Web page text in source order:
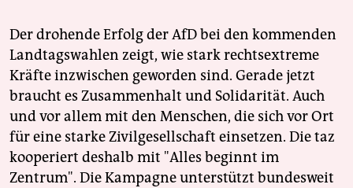
Der drohende Erfolg der AfD bei den kommenden
Landtagswahlen zeigt, wie stark rechtsextreme
Kräfte inzwischen geworden sind. Gerade jetzt
braucht es Zusammenhalt und Solidarität. Auch
und vor allem mit den Menschen, die sich vor Ort
für eine starke Zivilgesellschaft einsetzen. Die taz
kooperiert deshalb mit "Alles beginnt im
Zentrum". Die Kampagne unterstützt bundesweit